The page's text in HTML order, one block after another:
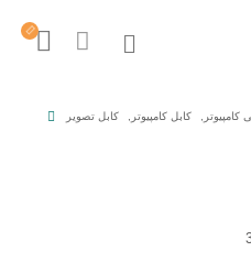
کامپیوتر کابل کامپیوتر کابل تصویر